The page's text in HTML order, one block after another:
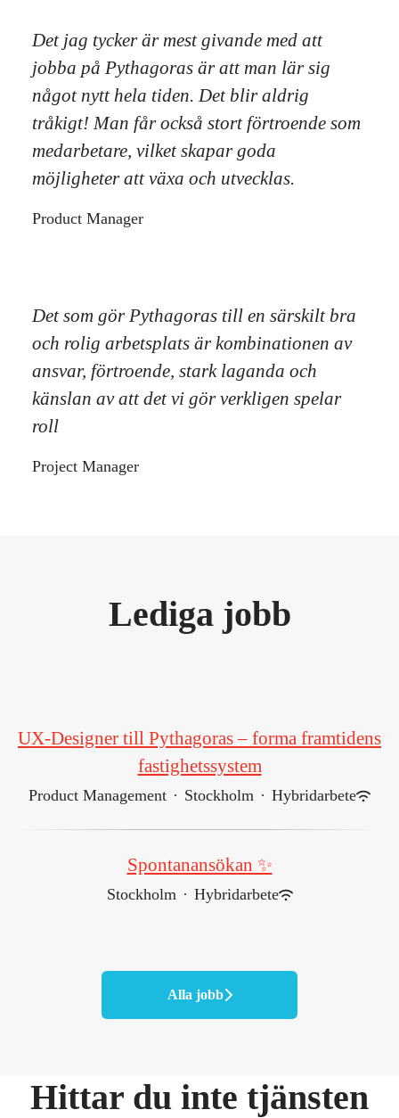
Det jag tycker är mest givande med att
jobba på Pythagoras är att man lär sig
något nytt hela tiden. Det blir aldrig
tråkigt! Man får också stort förtroende som
medarbetare, vilket skapar goda
möjligheter att växa och utvecklas.
Product Manager
Det som gör Pythagoras till en särskilt bra
och rolig arbetsplats är kombinationen av
ansvar, förtroende, stark laganda och
känslan av att det vi gör verkligen spelar
roll
Project Manager
Lediga jobb
UX-Designer till Pythagoras – forma framtidens
fastighetssystem
Product Management · Stockholm · Hybridarbete
Spontanansökan ✨
Stockholm · Hybridarbete
Alla jobb
Hittar du inte tjänsten